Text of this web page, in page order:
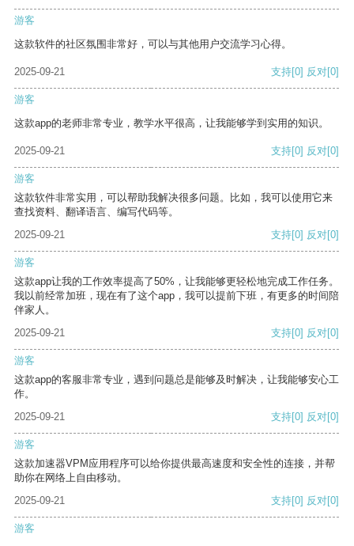
游客
这款软件的社区氛围非常好，可以与其他用户交流学习心得。
2025-09-21 支持[0] 反对[0]
游客
这款app的老师非常专业，教学水平很高，让我能够学到实用的知识。
2025-09-21 支持[0] 反对[0]
游客
这款软件非常实用，可以帮助我解决很多问题。比如，我可以使用它来
查找资料、翻译语言、编写代码等。
2025-09-21
支持[0] 反对[0]
游客
这款app让我的工作效率提高了50%，让我能够更轻松地完成工作任务。
我以前经常加班，现在有了这个app，我可以提前下班，有更多的时间陪
伴家人。
2025-09-21
支持[0] 反对[0]
游客
这款app的客服非常专业，遇到问题总是能够及时解决，让我能够安心工
作。
2025-09-21
支持[0] 反对[0]
游客
这款加速器VPM应用程序可以给你提供最高速度和安全性的连接，并帮
助你在网络上自由移动。
2025-09-21
支持[0] 反对[0]
游客